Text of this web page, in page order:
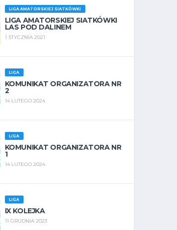
LIGA AMATORSKIEJ SIATKÓWKI
LIGA AMATORSKIEJ SIATKÓWKI
LAS POD DALINEM
1 STYCZNIA 2021
LIGA
KOMUNIKAT ORGANIZATORA NR
2
14 LUTEGO 2024
LIGA
KOMUNIKAT ORGANIZATORA NR
1
14 LUTEGO 2024
LIGA
IX KOLEJKA
11 GRUDNIA 2023